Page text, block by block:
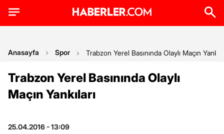
Anasayfa Spor Trabzon Yerel Basınında Olaylı Maçın
Trabzon Yerel Basınında Olaylı
Maçın Yankıları
25.04.2016 - 13:09